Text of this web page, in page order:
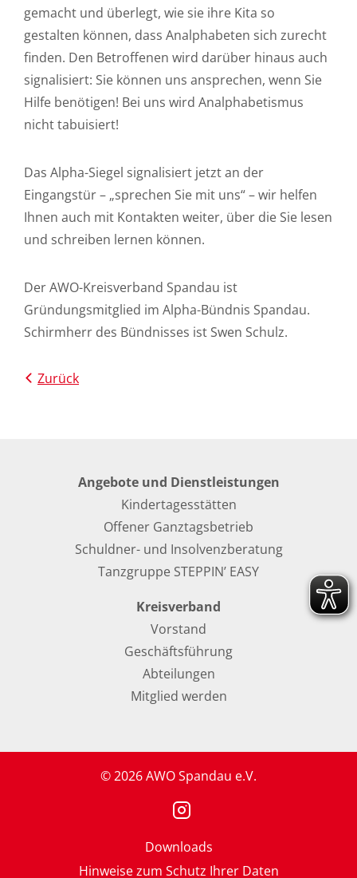
gemacht und überlegt, wie sie ihre Kita so
gestalten können, dass Analphabeten sich zurecht
finden. Den Betroffenen wird darüber hinaus auch
signalisiert: Sie können uns ansprechen, wenn Sie
Hilfe benötigen! Bei uns wird Analphabetismus
nicht tabuisiert!
Das Alpha-Siegel signalisiert jetzt an der
Eingangstür – „sprechen Sie mit uns“ – wir helfen
Ihnen auch mit Kontakten weiter, über die Sie lesen
und schreiben lernen können.
Der AWO-Kreisverband Spandau ist
Gründungsmitglied im Alpha-Bündnis Spandau.
Schirmherr des Bündnisses ist Swen Schulz.
Zurück
Angebote und Dienstleistungen
Kindertagesstätten
Offener Ganztagsbetrieb
Schuldner- und Insolvenzberatung
Tanzgruppe STEPPIN’ EASY
Kreisverband
Vorstand
Geschäftsführung
Abteilungen
Mitglied werden
© 2026 AWO Spandau e.V.
Downloads
Hinweise zum Schutz Ihrer Daten